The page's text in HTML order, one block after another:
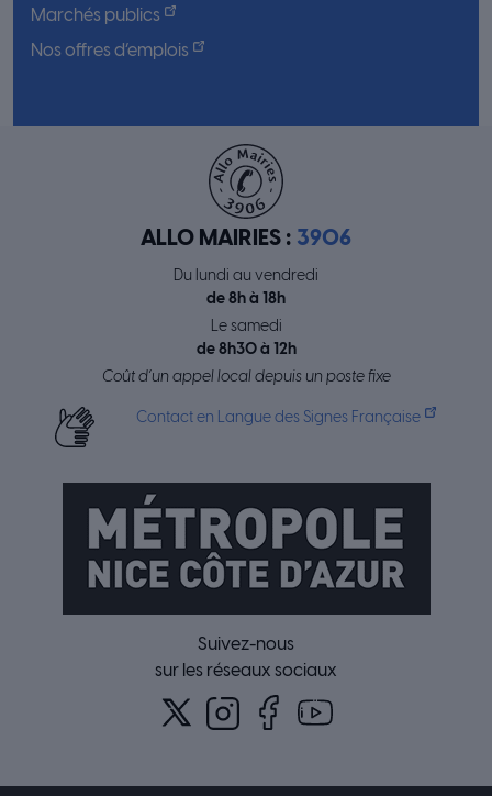
Marchés publics
Nos offres d’emplois
ALLO MAIRIES : 3906
Du lundi au vendredi
de 8h à 18h
Le samedi
de 8h30 à 12h
Coût d’un appel local depuis un poste fixe
Contact en Langue des Signes Française
Suivez-nous
sur les réseaux sociaux